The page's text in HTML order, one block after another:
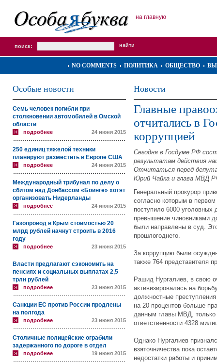
на главную
поиск:
NO COMMENTS ПОЛИТИКА ОБЩЕСТВО
Особые новости
Семь человек погибли при
столкновении автомобилей в Омской
области
подробнее 24 июня 2015
250 единиц тяжелой техники
планируют разместить в Европе США
подробнее 24 июня 2015
Международный трибунал по делу о
сбитом над Донбассом «Боинге» хотят
организовать Нидерланды
подробнее 24 июня 2015
Газопровод в Крым стоимостью 20
млрд рублей начнут строить в 2016
году
подробнее 23 июня 2015
Власти предлагают сэкономить на
пенсиях и социальных выплатах 2,5
трлн рублей
подробнее 23 июня 2015
Санкции ЕС против России продлены
на полгода
подробнее 23 июня 2015
Столичные полицейские ограбили
задержанного по дороге в отдел
подробнее 19 июня 2015
Новости
Главные
отчитались в
коррупцией
Сегодня в Госдуме РФ
результатам действия
Отчитаться перед
Юрий Чайка и глава МВД
Генеральный прокурор
согласно которым в
поступило 6000 уголовных
превышение чиновниками
были направлены в суд.
прошлогоднего.
За коррупцию были
также 764 представителя
Рашид Нургалиев, в свою
активизировалась на
должностные
на 20 процентов больше
данным главы МВД, только
ответственности 4328
Однако Нургалиев
взяточничества пока
недостатки работы и